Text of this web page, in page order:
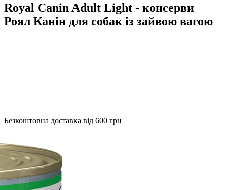
Royal Canin Adult Light - консерви
Роял Канін для собак із зайвою вагою
Безкоштовна доставка від 600 грн